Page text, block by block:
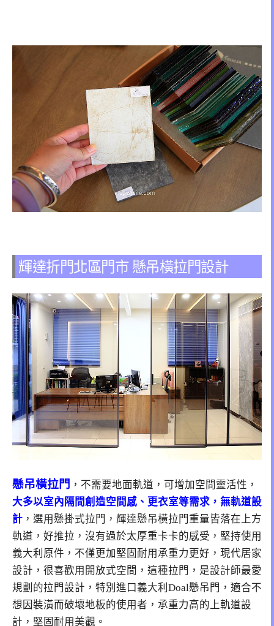
輝達折門北區門市 懸吊橫拉門設計
懸吊橫拉門 ，不需要地面軌道，可增加空間靈活性，
大多以室內隔間創造空間感、更衣室等需求，無軌道設
計 ，選用懸掛式拉門，輝達懸吊橫拉門重量皆落在上方
軌道，好推拉，沒有過於太厚重卡卡的感受，堅持使用
義大利原件，不僅更加堅固耐用承重力更好，現代居家
設計，很喜歡用開放式空間，這種拉門，是設計師最愛
規劃的拉門設計，特別進口義大利Doal懸吊門，適合不
想因裝潢而破壞地板的使用者，承重力高的上軌道設
計，堅固耐用美觀。